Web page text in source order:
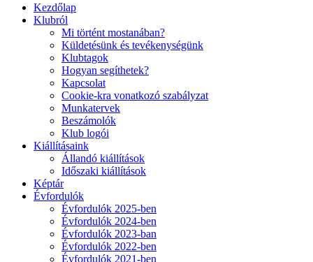
Kezdőlap
Klubról
Mi történt mostanában?
Küldetésünk és tevékenységünk
Klubtagok
Hogyan segíthetek?
Kapcsolat
Cookie-kra vonatkozó szabályzat
Munkatervek
Beszámolók
Klub logói
Kiállításaink
Állandó kiállítások
Időszaki kiállítások
Képtár
Évfordulók
Évfordulók 2025-ben
Évfordulók 2024-ben
Évfordulók 2023-ban
Évfordulók 2022-ben
Évfordulók 2021-ben